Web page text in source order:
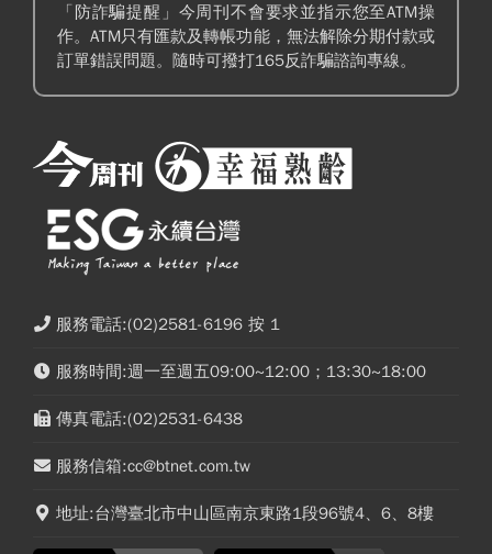
「防詐騙提醒」今周刊不會要求並指示您至ATM操
作。ATM只有匯款及轉帳功能，無法解除分期付款或
訂單錯誤問題。隨時可撥打165反詐騙諮詢專線。
服務電話:(02)2581-6196 按 1
服務時間:週一至週五09:00~12:00；13:30~18:00
傳真電話:(02)2531-6438
服務信箱:cc@btnet.com.tw
地址:台灣臺北市中山區南京東路1段96號4、6、8樓